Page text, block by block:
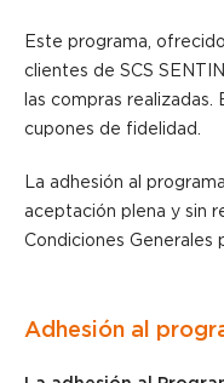
Este programa,
clientes de SCS
las compras
cupones de fidelidad.
La adhesión al
aceptación plena y sin
Condiciones Generales
Adhesión al